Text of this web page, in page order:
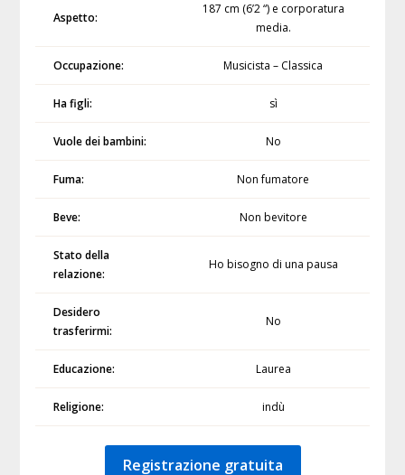
Aspetto:
187 cm (6’2 “) e corporatura
media.
Occupazione: Musicista – Classica
Ha figli: sì
Vuole dei bambini: No
Fuma: Non fumatore
Beve: Non bevitore
Stato della
relazione:
Ho bisogno di una pausa
Desidero
trasferirmi:
No
Educazione: Laurea
Religione: indù
Registrazione gratuita